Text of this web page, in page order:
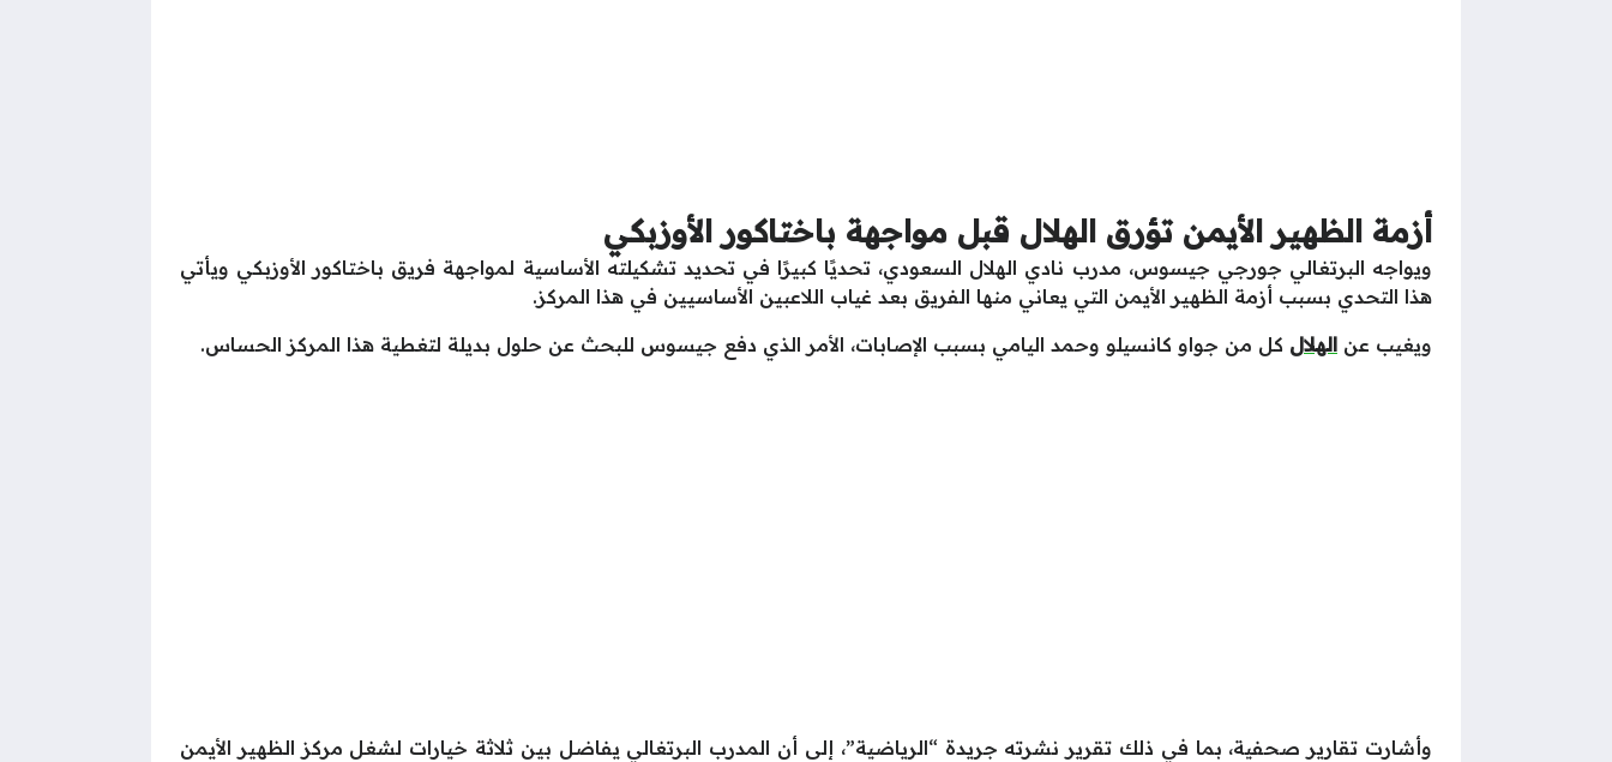
أزمة الظهير الأيمن تؤرق الهلال قبل مواجهة باختاكور الأوزبكي
ويواجه البرتغالي جورجي جيسوس، مدرب نادي الهلال السعودي، تحديًا كبيرًا في تحديد تشكيلته الأساسية لمواجهة فريق باختاكور الأوزبكي ويأتي
هذا التحدي بسبب أزمة الظهير الأيمن التي يعاني منها الفريق بعد غياب اللاعبين الأساسيين في هذا المركز.
ويغيب عن الهلال كل من جواو كانسيلو وحمد اليامي بسبب الإصابات، الأمر الذي دفع جيسوس للبحث عن حلول بديلة لتغطية هذا المركز الحساس.
وأشارت تقارير صحفية، بما في ذلك تقرير نشرته جريدة “الرياضية”، إلى أن المدرب البرتغالي يفاضل بين ثلاثة خيارات لشغل مركز الظهير الأيمن